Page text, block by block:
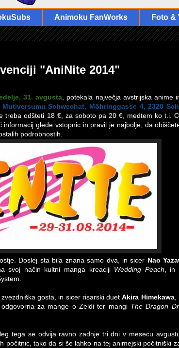
Animoku FanWorks Foto &
"AniNite 2014"
31. avgusta , potekala največja avstrijska anime
Mutiversumu Schwechat, Möhringgasse 4, 2320
treba odšteti 18 €, za soboto pa 20 €, medtem ko t.i.
glede vstopnic in pravil je najbolje, da
podrobnostih.
Doslej sta bila znana samo dva, in sicer Nao
svoj način kultni manga kreaciji Wedding Peach , in
gosta, in sicer risarski duetAkira Himekawa,
za mange o Zeldi ter mangi The Dragon
tega se odvija ravno zadnje tri dni v mesecu
počitnic, tako da si še lahko na tej animejski počitniški